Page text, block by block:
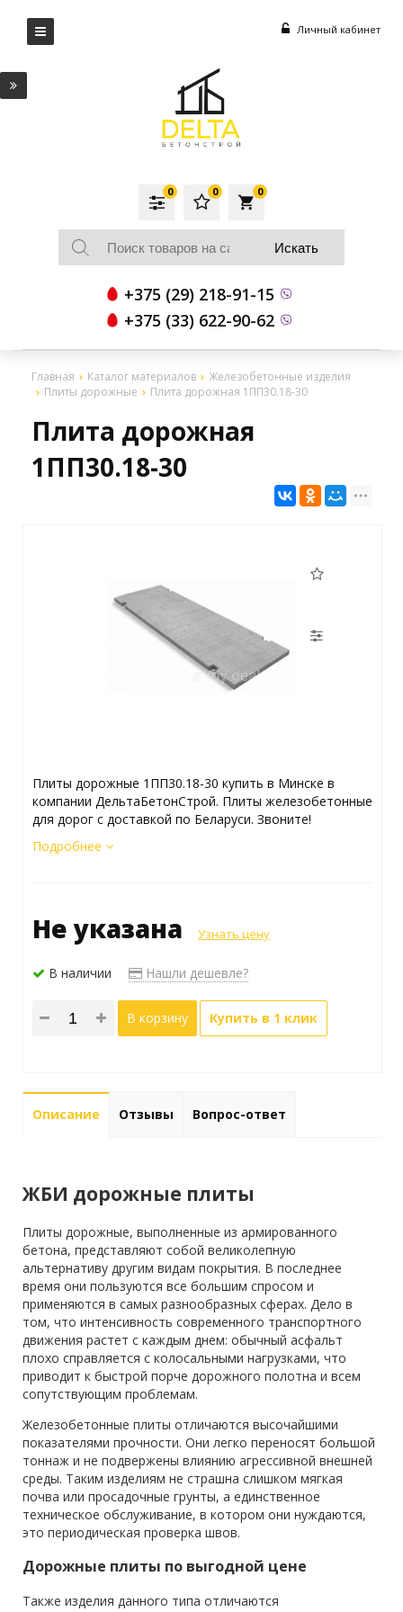
Личный кабинет
local_grocery_store
0
0
0
+375 (29) 218-91-15
+375 (33) 622-90-62
Главная Каталог материалов
Железобетонные изделия
Плиты дорожные
Плита дорожная 1ПП30.18-30
Плита дорожная
1ПП30.18-30
Плиты дорожные 1ПП30.18-30 купить в Минске в
компании ДельтаБетонСтрой. Плиты железобетонные
для дорог с доставкой по Беларуси. Звоните!
Подробнее
Не указана Узнать цену
В наличии Нашли дешевле?
В корзину Купить в 1 клик
Описание Отзывы Вопрос-ответ
ЖБИ дорожные плиты
Плиты дорожные, выполненные из армированного
бетона, представляют собой великолепную
альтернативу другим видам покрытия. В последнее
время они пользуются все большим спросом и
применяются в самых разнообразных сферах. Дело в
том, что интенсивность современного транспортного
движения растет с каждым днем: обычный асфальт
плохо справляется с колосальными нагрузками, что
приводит к быстрой порче дорожного полотна и всем
сопутствующим проблемам.
Железобетонные плиты отличаются высочайшими
показателями прочности. Они легко переносят большой
тоннаж и не подвержены влиянию агрессивной внешней
среды. Таким изделиям не страшна слишком мягкая
почва или просадочные грунты, а единственное
техническое обслуживание, в котором они нуждаются,
это периодическая проверка швов.
Дорожные плиты по выгодной цене
Также изделия данного типа отличаются